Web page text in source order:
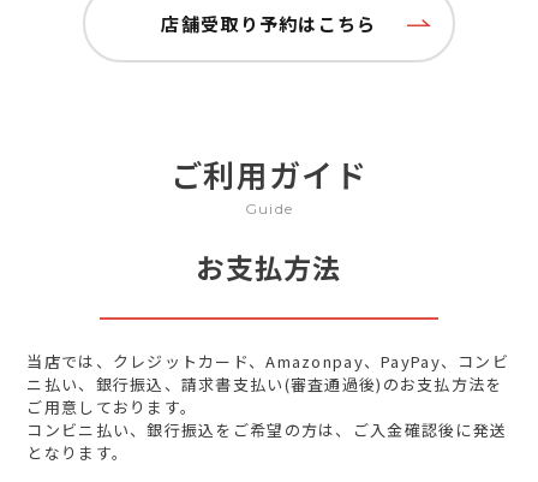
店舗受取り予約はこちら
ご利用ガイド
Guide
お支払方法
当店では、クレジットカード、Amazonpay、PayPay、コンビ
ニ払い、銀行振込、請求書支払い(審査通過後)のお支払方法を
ご用意しております。
コンビニ払い、銀行振込をご希望の方は、ご入金確認後に発送
となります。